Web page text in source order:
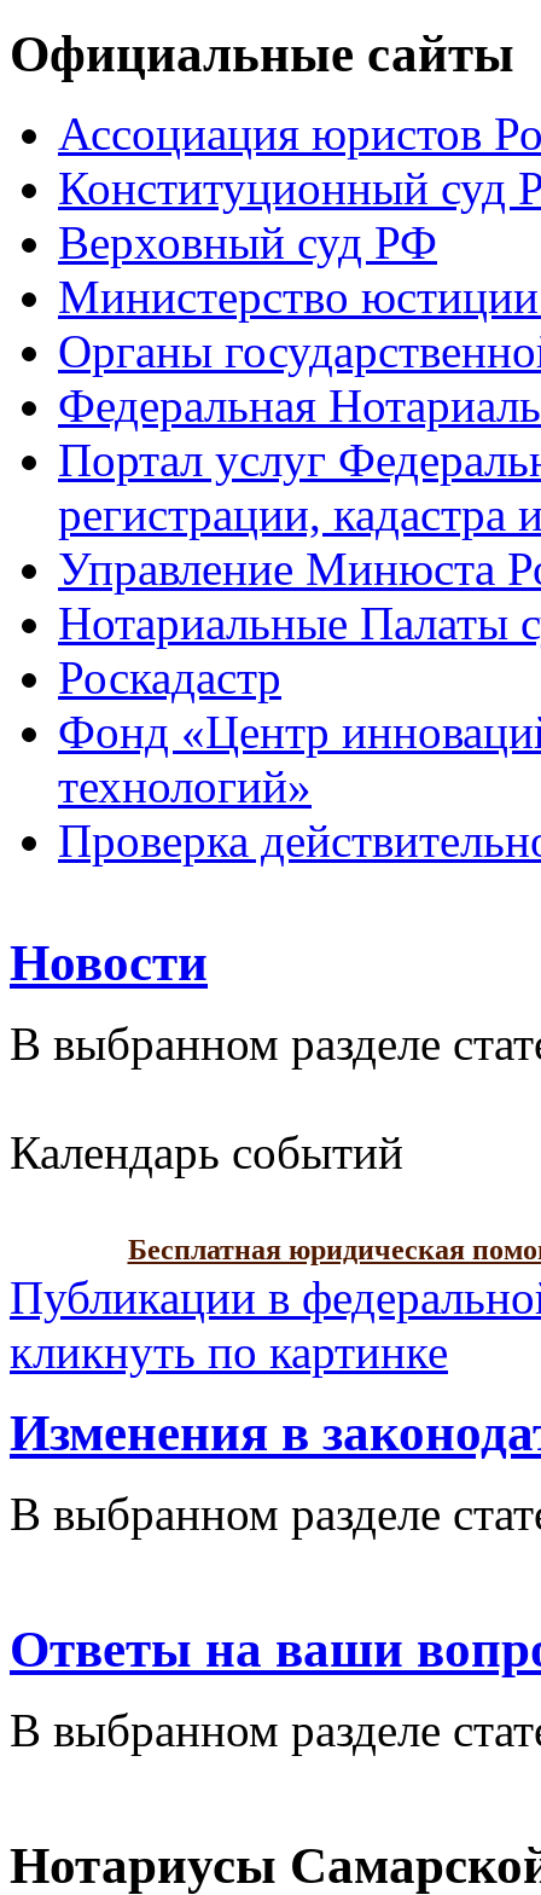
Официальные сайты
Ассоциация юристов
Конституционный суд
Верховный суд РФ
Министерство
Органы
Федеральная
Портал услуг
регистрации, кадастра
Управление Минюста
Нотариальные Палаты
Роскадастр
Фонд «Центр
технологий»
Проверка
Новости
В выбранном разделе
Календарь событий
Бесплатная юридическая
Публикации в
кликнуть по картинке
Изменения в
В выбранном разделе
Ответы на ваши
В выбранном разделе
Нотариусы